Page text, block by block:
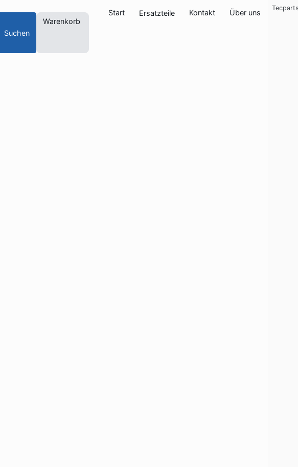
Suchen
Warenkorb
Start Ersatzteile Kontakt Über uns
Tecparts